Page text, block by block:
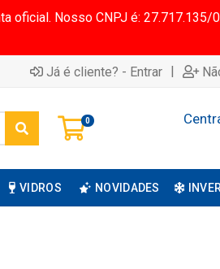
oficial. Nosso CNPJ é: 27.717.135/
Já é cliente? - Entrar |
0
VIDROS NOVIDADES